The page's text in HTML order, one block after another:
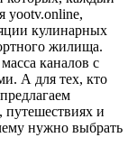
yootv.online,
кулинарных
жилища.
каналов с
А для тех, кто
и
нужно выбрать